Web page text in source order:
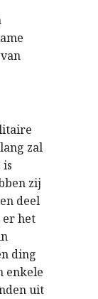
zal
zij
deel
er het
ding
enkele
uit